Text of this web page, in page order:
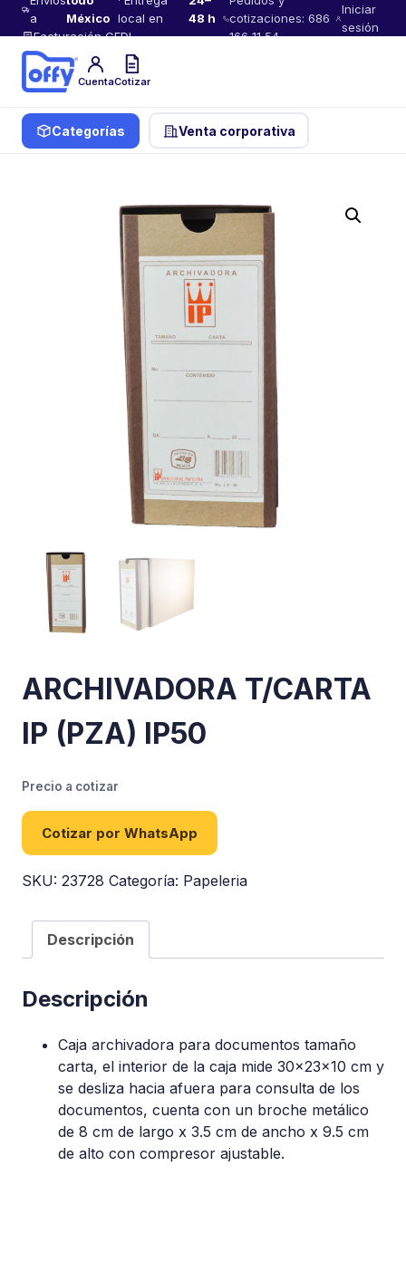
a
México local en
48 h
Facturación CFDI
cotizaciones: 686
166 11 54
Iniciar
sesión
CuentaCotizar
Categorías Venta corporativa
ARCHIVADORA T/CARTA
IP (PZA) IP50
Precio a cotizar
Cotizar por WhatsApp
SKU: 23728 Categoría: Papeleria
Descripción
Descripción
Caja archivadora para documentos tamaño
carta, el interior de la caja mide 30x23x10 cm y
se desliza hacia afuera para consulta de los
documentos, cuenta con un broche metálico
de 8 cm de largo x 3.5 cm de ancho x 9.5 cm
de alto con compresor ajustable.